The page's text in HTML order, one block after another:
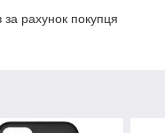
рахунок покупця